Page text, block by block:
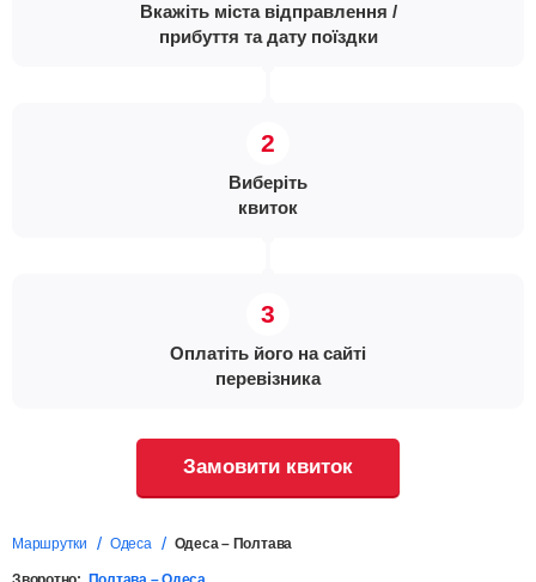
Вкажіть міста відправлення /
прибуття та дату поїздки
Виберіть
квиток
Оплатіть його на сайті
перевізника
Замовити квиток
Маршрутки Одеса Одеса – Полтава